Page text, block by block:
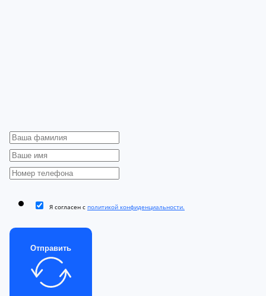
Я согласен с политикой конфиденциальности.
Отправить